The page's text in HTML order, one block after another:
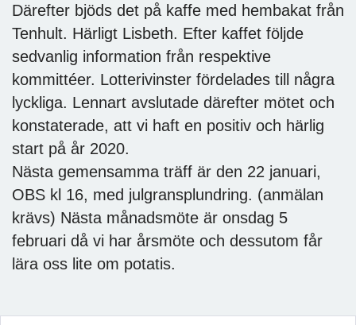
Därefter bjöds det på kaffe med hembakat från
Tenhult. Härligt Lisbeth. Efter kaffet följde
sedvanlig information från respektive
kommittéer. Lotterivinster fördelades till några
lyckliga. Lennart avslutade därefter mötet och
konstaterade, att vi haft en positiv och härlig
start på år 2020.
Nästa gemensamma träff är den 22 januari,
OBS kl 16, med julgransplundring. (anmälan
krävs) Nästa månadsmöte är onsdag 5
februari då vi har årsmöte och dessutom får
lära oss lite om potatis.